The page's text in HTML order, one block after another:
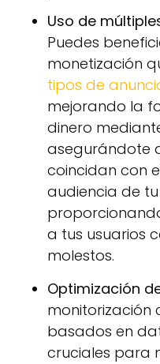
Uso de
Puedes
monetización
tipos de
mejorando la
dinero
asegurándote
coincidan con
audiencia de
a tus usuarios
molestos.
Optimización
monitorización
basados en
cruciales para